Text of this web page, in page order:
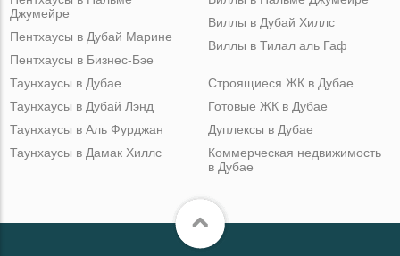
Джумейре
Пентхаусы в Дубай Марине
Пентхаусы в Бизнес-Бэе
Виллы в Дубай Хиллс
Виллы в Тилал аль Гаф
Таунхаусы в Дубае
Таунхаусы в Дубай Лэнд
Таунхаусы в Аль Фурджан
Таунхаусы в Дамак Хиллс
Строящиеся ЖК в Дубае
Готовые ЖК в Дубае
Дуплексы в Дубае
Коммерческая недвижимость
в Дубае